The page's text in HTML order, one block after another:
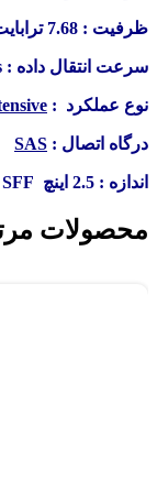
ظرفیت : 7.68 ترابایت
سرعت انتقال داده : 12Gb/s
نوع عملکرد :
درگاه اتصال : SAS
اندازه : 2.5 اینچ SFF
محصولات